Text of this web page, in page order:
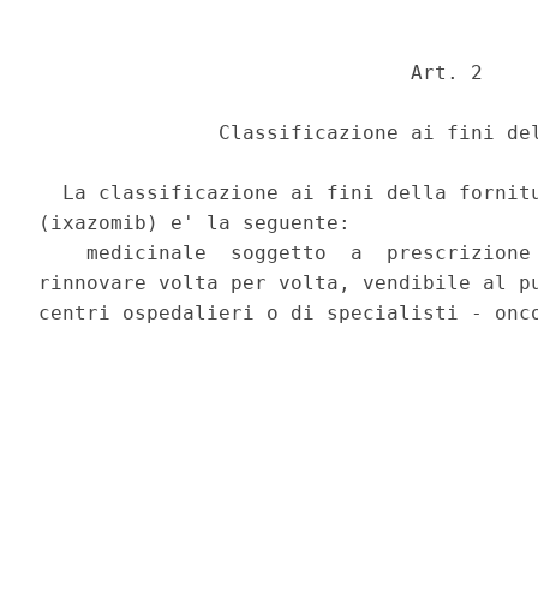
                               Art. 2
Classificazione ai fini
La classificazione ai fini della
(ixazomib) e' la seguente:
medicinale  soggetto  a
rinnovare volta per volta, vendibile al